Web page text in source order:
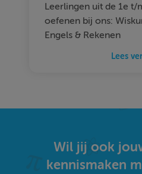
Leerlingen uit de 1e t/
oefenen bij ons:
Engels & Rekenen
Lees
Wil jij ook
kennismaken